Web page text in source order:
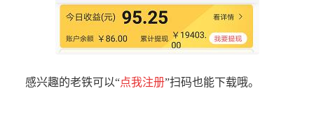
感兴趣的老铁可以“点我注册”扫码也能下载哦。